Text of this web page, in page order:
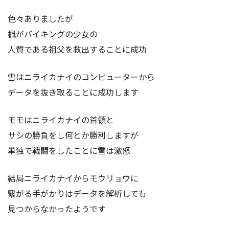
色々ありましたが
楓がバイキングの少女の
人質である祖父を救出することに成功
雪はニライカナイのコンピューターから
データを抜き取ることに成功します
モモはニライカナイの首領と
サシの勝負をし何とか勝利しますが
単独で戦闘をしたことに雪は激怒
結局ニライカナイからモウリョウに
繋がる手がかりはデータを解析しても
見つからなかったようです